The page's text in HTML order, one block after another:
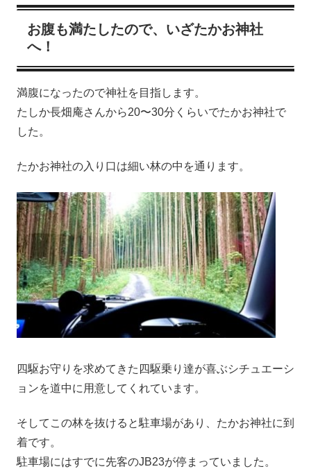
お腹も満たしたので、いざたかお神社
へ！
満腹になったので神社を目指します。
たしか長畑庵さんから20〜30分くらいでたかお神社で
した。
たかお神社の入り口は細い林の中を通ります。
四駆お守りを求めてきた四駆乗り達が喜ぶシチュエーシ
ョンを道中に用意してくれています。
そしてこの林を抜けると駐車場があり、たかお神社に到
着です。
駐車場にはすでに先客のJB23が停まっていました。